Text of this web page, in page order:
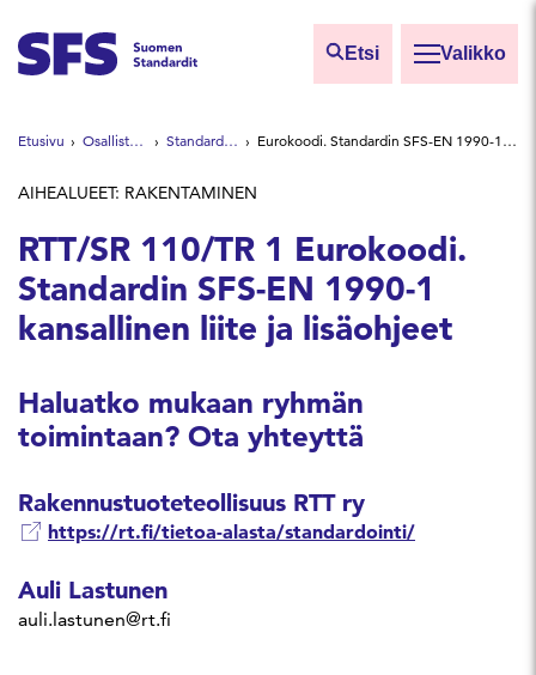
Etsi Valikko
Etsi sivuilta
Hae hakutermillä
Etusivu Osallistu ja vaikuta Standardointiryhmät Eurokoodi. Standardin SFS-EN 1990-1 kansallinen liite ja lisäohjeet
AIHEALUEET: RAKENTAMINEN
RTT/SR 110/TR 1 Eurokoodi.
Standardin SFS-EN 1990-1
kansallinen liite ja lisäohjeet
Haluatko mukaan ryhmän
toimintaan? Ota yhteyttä
Rakennustuoteteollisuus RTT ry
https://rt.fi/tietoa-alasta/standardointi/
Auli Lastunen
auli.lastunen@rt.fi